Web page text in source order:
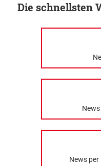
Die schnellsten
News